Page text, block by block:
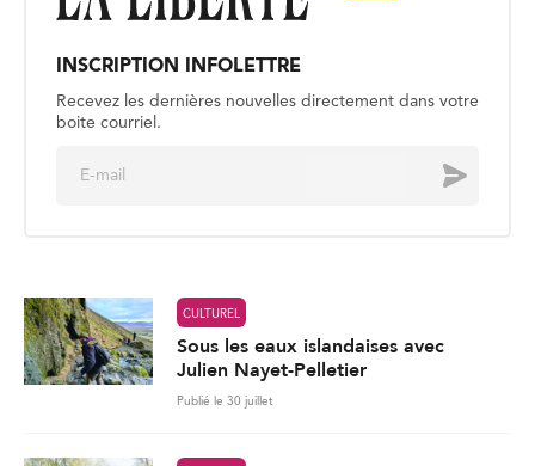
INSCRIPTION INFOLETTRE
Recevez les dernières nouvelles directement dans votre
boite courriel.
Envoyer
CULTUREL
Sous les eaux islandaises avec
Julien Nayet-Pelletier
Publié le 30 juillet